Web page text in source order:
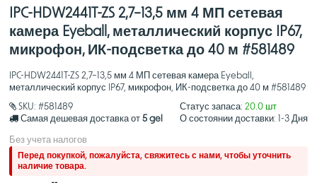
IPC-HDW2441T-ZS 2,7–13,5 мм 4 МП сетевая
камера Eyeball, металлический корпус IP67,
микрофон, ИК-подсветка до 40 м #581489
IPC-HDW2441T-ZS 2,7–13,5 мм 4 МП сетевая камера Eyeball,
металлический корпус IP67, микрофон, ИК-подсветка до 40 м #581489
SKU: #581489
Самая дешевая доставка от 5 gel
Статус запаса: 20.0 шт
О состоянии доставки:
1-3 Дня
Без учета налогов
Перед покупкой, пожалуйста, свяжитесь с нами, чтобы уточнить
наличие товара.